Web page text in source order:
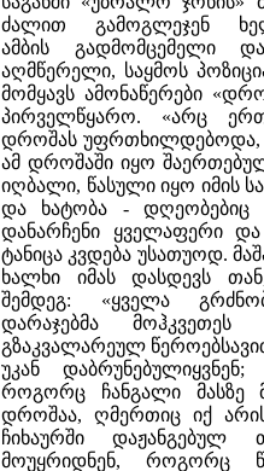
ძალით გამოგლეჯენ
ამბის გადმომცემელი
აღმწერელი, საყმოს
მომყავს ამონაწერები
პირველწყარო. «არც
დროშას უფრთხილდებოდა,
ამ დროშაში იყო
იღბალი, წასული იყო იმის
და ხატობა -
დანარჩენი ყველაფერი
ტანიცა კვდება უსათუოდ.
ხალხი იმას დასდევს
შემდეგ: «ყველა
დარაჯებმა
გზაკვალარეულ
უკან
როგორც ჩანგალი მასზე
დროშაა, ღმერთიც იქ
ჩიხაურში
მოუყრიდნენ, როგორც